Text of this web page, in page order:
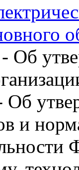
- Об
Об
и